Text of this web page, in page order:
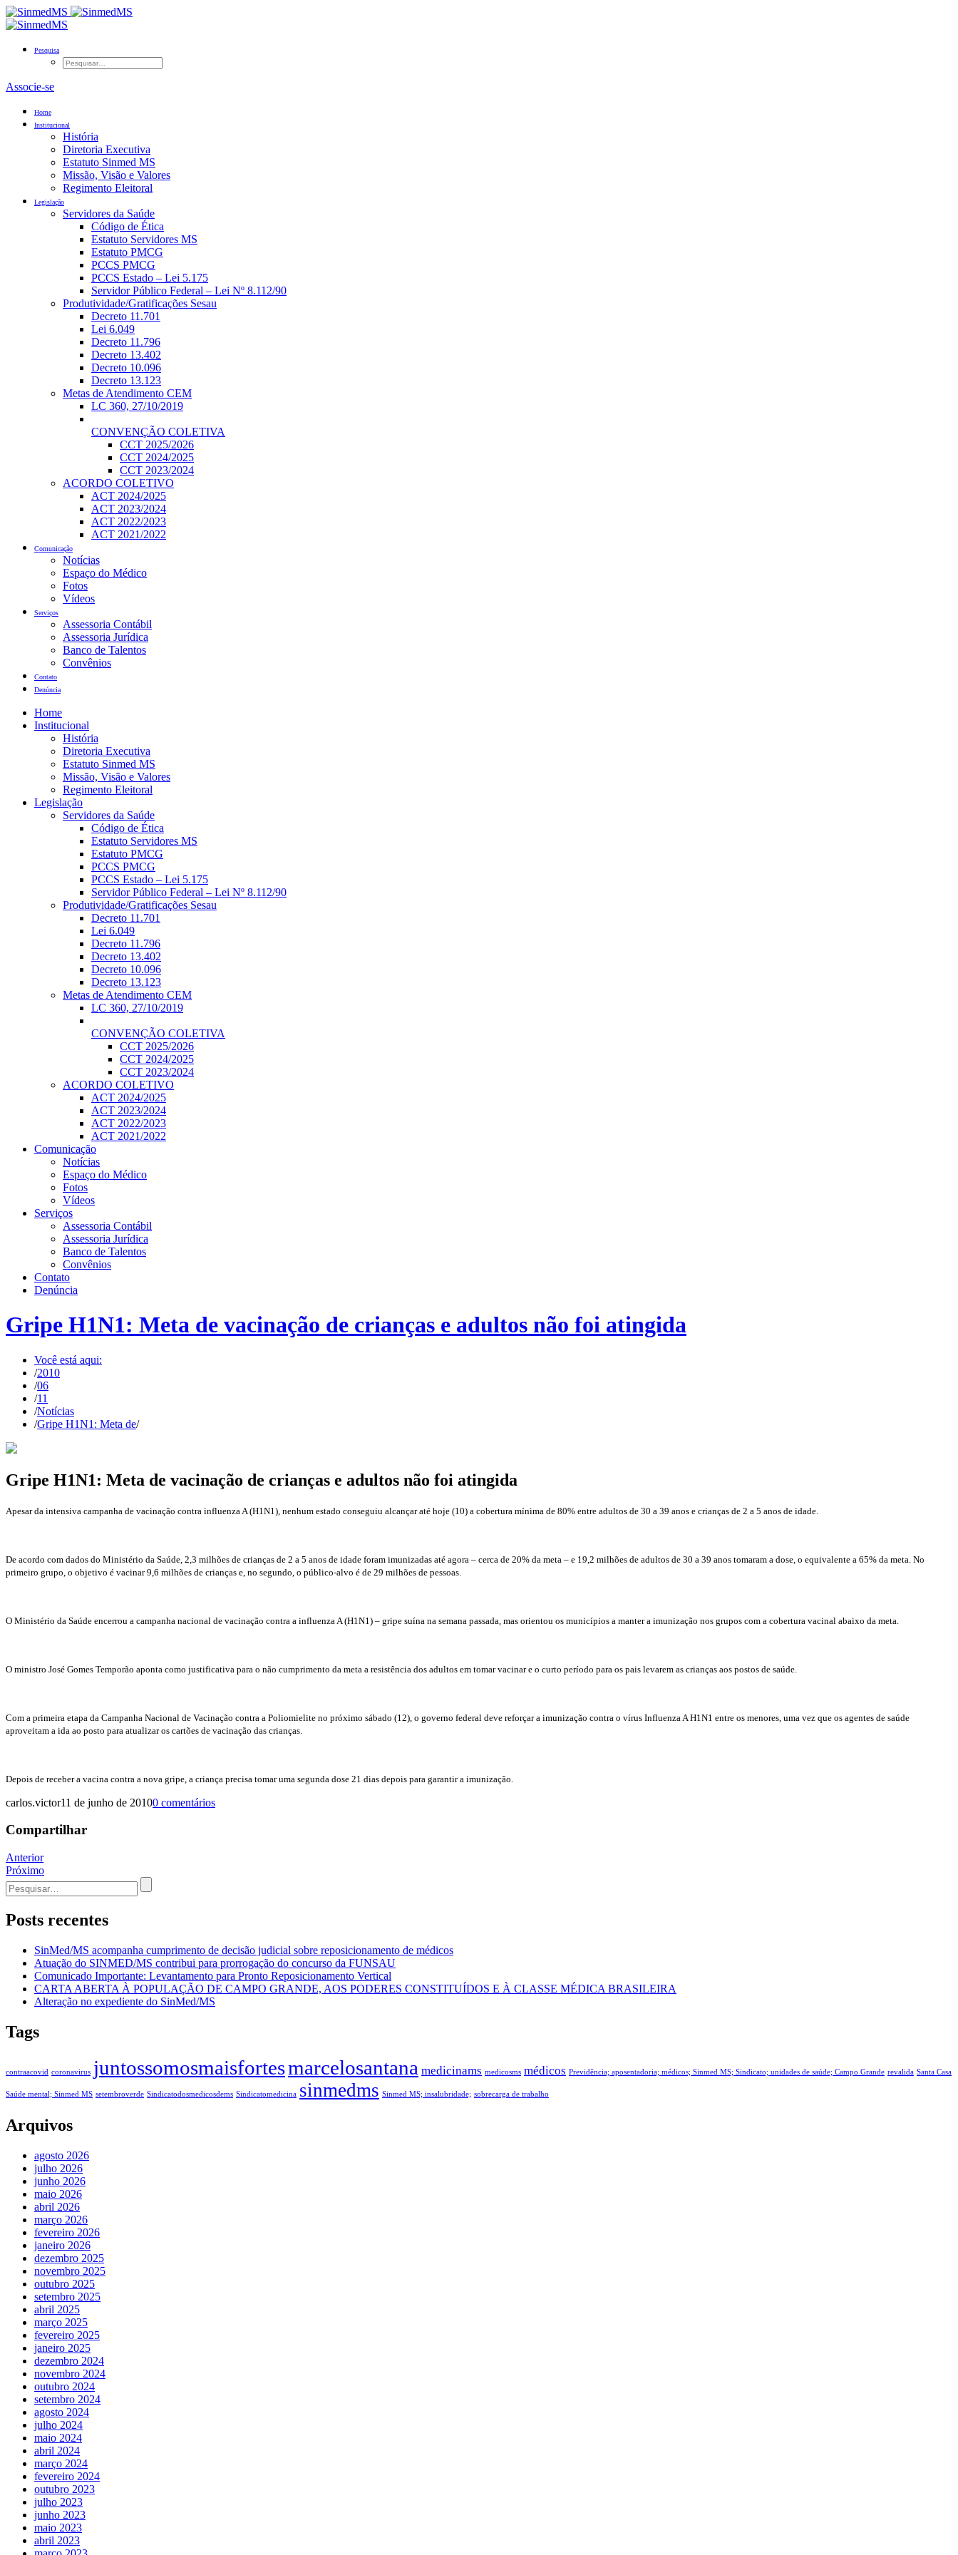
Pesquisa
Associe-se
Home
Institucional
História
Diretoria Executiva
Estatuto Sinmed MS
Missão, Visão e Valores
Regimento Eleitoral
Legislação
Servidores da Saúde
Código de Ética
Estatuto Servidores MS
Estatuto PMCG
PCCS PMCG
PCCS Estado – Lei 5.175
Servidor Público Federal – Lei Nº 8.112/90
Produtividade/Gratificações Sesau
Decreto 11.701
Lei 6.049
Decreto 11.796
Decreto 13.402
Decreto 10.096
Decreto 13.123
Metas de Atendimento CEM
LC 360, 27/10/2019
CONVENÇÃO COLETIVA
CCT 2025/2026
CCT 2024/2025
CCT 2023/2024
ACORDO COLETIVO
ACT 2024/2025
ACT 2023/2024
ACT 2022/2023
ACT 2021/2022
Comunicação
Notícias
Espaço do Médico
Fotos
Vídeos
Serviços
Assessoria Contábil
Assessoria Jurídica
Banco de Talentos
Convênios
Contato
Denúncia
Home
Institucional
História
Diretoria Executiva
Estatuto Sinmed MS
Missão, Visão e Valores
Regimento Eleitoral
Legislação
Servidores da Saúde
Código de Ética
Estatuto Servidores MS
Estatuto PMCG
PCCS PMCG
PCCS Estado – Lei 5.175
Servidor Público Federal – Lei Nº 8.112/90
Produtividade/Gratificações Sesau
Decreto 11.701
Lei 6.049
Decreto 11.796
Decreto 13.402
Decreto 10.096
Decreto 13.123
Metas de Atendimento CEM
LC 360, 27/10/2019
CONVENÇÃO COLETIVA
CCT 2025/2026
CCT 2024/2025
CCT 2023/2024
ACORDO COLETIVO
ACT 2024/2025
ACT 2023/2024
ACT 2022/2023
ACT 2021/2022
Comunicação
Notícias
Espaço do Médico
Fotos
Vídeos
Serviços
Assessoria Contábil
Assessoria Jurídica
Banco de Talentos
Convênios
Contato
Denúncia
Gripe H1N1: Meta de vacinação de crianças e adultos não foi atingida
Você está aqui:
/2010
/06
/11
/Notícias
/Gripe H1N1: Meta de/
Gripe H1N1: Meta de vacinação de crianças e adultos não foi atingida
Apesar da intensiva campanha de vacinação contra influenza A (H1N1), nenhum estado conseguiu alcançar até hoje (10) a cobertura mínima de 80% entre adultos de 30 a 39 anos e crianças de 2 a 5 anos de idade.
De acordo com dados do Ministério da Saúde, 2,3 milhões de crianças de 2 a 5 anos de idade foram imunizadas até agora – cerca de 20% da meta – e 19,2 milhões de adultos de 30 a 39 anos tomaram a dose, o equivalente a 65% da meta. No
primeiro grupo, o objetivo é vacinar 9,6 milhões de crianças e, no segundo, o público-alvo é de 29 milhões de pessoas.
O Ministério da Saúde encerrou a campanha nacional de vacinação contra a influenza A (H1N1) – gripe suína na semana passada, mas orientou os municípios a manter a imunização nos grupos com a cobertura vacinal abaixo da meta.
O ministro José Gomes Temporão aponta como justificativa para o não cumprimento da meta a resistência dos adultos em tomar vacinar e o curto período para os pais levarem as crianças aos postos de saúde.
Com a primeira etapa da Campanha Nacional de Vacinação contra a Poliomielite no próximo sábado (12), o governo federal deve reforçar a imunização contra o vírus Influenza A H1N1 entre os menores, uma vez que os agentes de saúde
aproveitam a ida ao posto para atualizar os cartões de vacinação das crianças.
Depois de receber a vacina contra a nova gripe, a criança precisa tomar uma segunda dose 21 dias depois para garantir a imunização.
carlos.victor11 de junho de 20100 comentários
Compartilhar
Navegação
de
Post
Anterior
Próximo
Procurar
por:
Posts recentes
SinMed/MS acompanha cumprimento de decisão judicial sobre reposicionamento de médicos
Atuação do SINMED/MS contribui para prorrogação do concurso da FUNSAU
Comunicado Importante: Levantamento para Pronto Reposicionamento Vertical
CARTA ABERTA À POPULAÇÃO DE CAMPO GRANDE, AOS PODERES CONSTITUÍDOS E À CLASSE MÉDICA BRASILEIRA
Alteração no expediente do SinMed/MS
Tags
contraacovid coronavirus juntossomosmaisfortesmarcelosantana medicinams medicosms médicos Previdência; aposentadoria; médicos; Sinmed MS; Sindicato; unidades de saúde; Campo Grande revalida Santa Casa
Saúde mental; Sinmed MS setembroverde Sindicatodosmedicosdems Sindicatomedicina sinmedms Sinmed MS; insalubridade; sobrecarga de trabalho
Arquivos
agosto 2026
julho 2026
junho 2026
maio 2026
abril 2026
março 2026
fevereiro 2026
janeiro 2026
dezembro 2025
novembro 2025
outubro 2025
setembro 2025
abril 2025
março 2025
fevereiro 2025
janeiro 2025
dezembro 2024
novembro 2024
outubro 2024
setembro 2024
agosto 2024
julho 2024
maio 2024
abril 2024
março 2024
fevereiro 2024
outubro 2023
julho 2023
junho 2023
maio 2023
abril 2023